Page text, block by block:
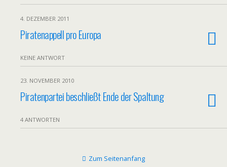
4. DEZEMBER 2011
Piratenappell pro Europa
KEINE ANTWORT
23. NOVEMBER 2010
Piratenpartei beschließt Ende der Spaltung
4 ANTWORTEN
Zum Seitenanfang